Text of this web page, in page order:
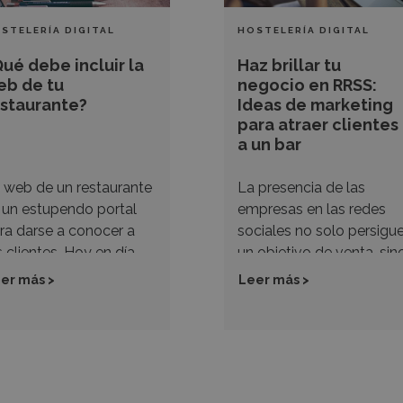
DIGITAL
debe incluir la
de tu
web de un restaurante
un estupendo portal
darse a conocer a
clientes. Hoy en día,
consumidores quieren
más >
HOSTELERÍA DIGITAL
Haz brillar tu
negocio en RRSS:
Ideas de marketing
para atraer clientes
a un bar
La presencia de las
empresas en las redes
sociales no solo
un objetivo de venta,
también la creación de
RRSS:
Ideas
de
marketing
para
atraer
clientes
bar
Leer más >